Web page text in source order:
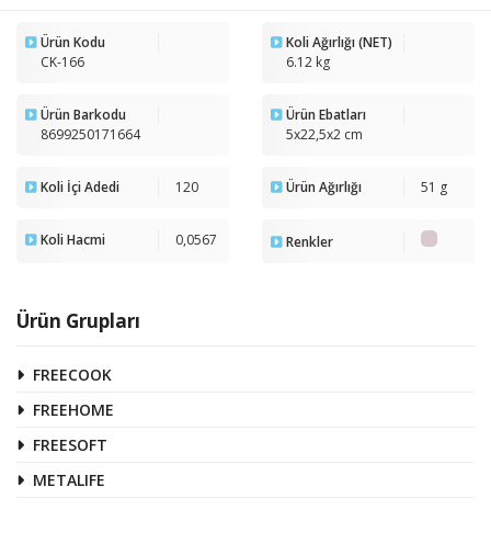
Ürün Grupları
FREECOOK
FREEHOME
FREESOFT
METALIFE
Ürün Kodu
CK-166
Koli Ağırlığı (NET)
6.12 kg
Ürün Barkodu
8699250171664
Ürün Ebatları
5x22,5x2 cm
Koli İçi Adedi 120 Ürün Ağırlığı 51 g
Koli Hacmi 0,0567 Renkler